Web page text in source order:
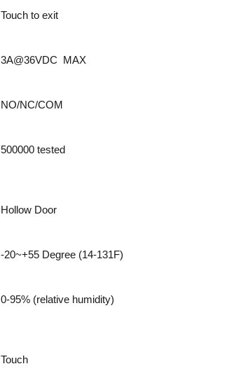
Touch to exit
3A@36VDC MAX
NO/NC/COM
500000 tested
Hollow Door
-20~+55 Degree (14-131F)
0-95% (relative humidity)
Touch